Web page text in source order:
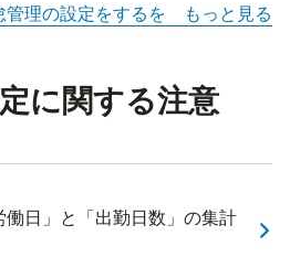
管理の設定をするを もっと見る
に関する注意
日」と「出勤日数」の集計